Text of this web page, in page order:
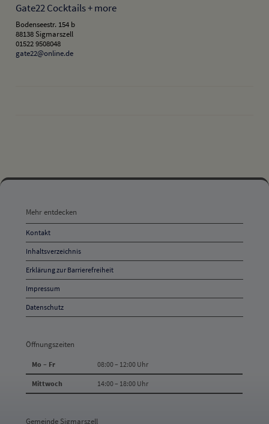
Gate22 Cocktails + more
Bodenseestr. 154 b
88138 Sigmarszell
01522 9508048
gate22@online.de
entdecken,
Öffnungszeiten
und
Anschrift
und
Kontakt
Mehr entdecken
Kontakt
Inhaltsverzeichnis
Erklärung zur Barrierefreiheit
Impressum
Datenschutz
Öffnungszeiten
Mo – Fr 08:00 – 12:00 Uhr
Mittwoch 14:00 – 18:00 Uhr
Gemeinde Sigmarszell